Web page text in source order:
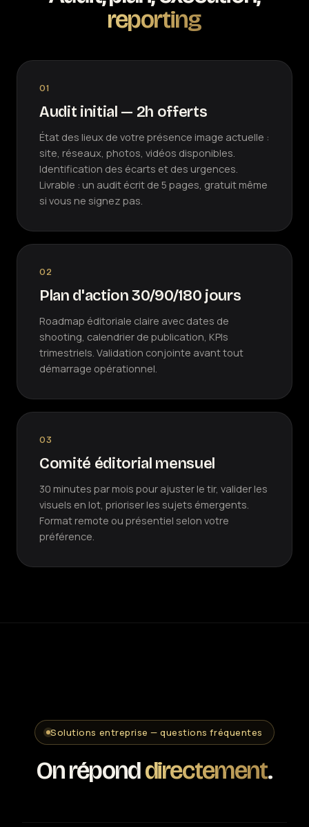
reporting
01
Audit initial — 2h offerts
État des lieux de votre présence image actuelle :
site, réseaux, photos, vidéos disponibles.
Identification des écarts et des urgences.
Livrable : un audit écrit de 5 pages, gratuit même
si vous ne signez pas.
02
Plan d'action 30/90/180 jours
Roadmap éditoriale claire avec dates de
shooting, calendrier de publication, KPIs
trimestriels. Validation conjointe avant tout
démarrage opérationnel.
03
Comité éditorial mensuel
30 minutes par mois pour ajuster le tir, valider les
visuels en lot, prioriser les sujets émergents.
Format remote ou présentiel selon votre
préférence.
Solutions entreprise — questions fréquentes
On réponddirectement.